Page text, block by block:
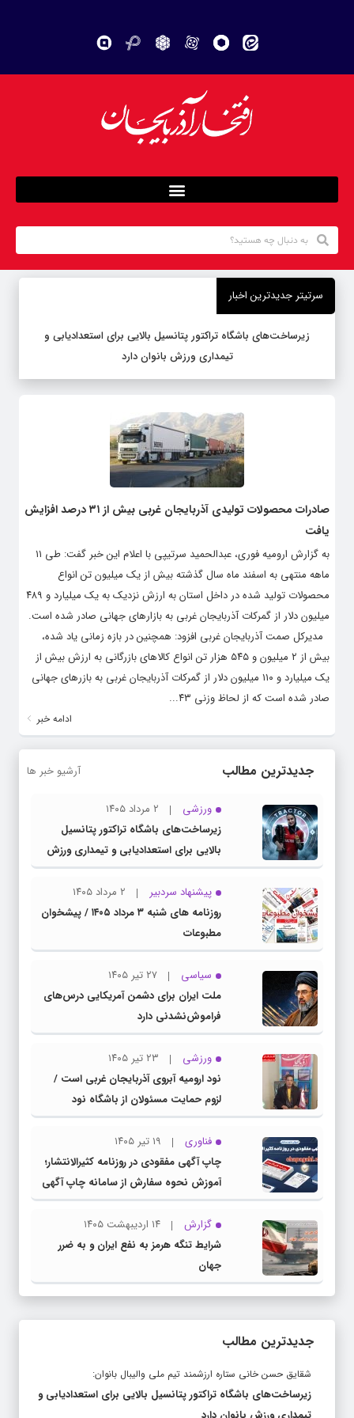
سرتیتر جدیدترین اخبار
زیرساخت‌های باشگاه تراکتور پتانسیل بالایی برای استعدادیابی و
تیمداری ورزش بانوان دارد
صادرات محصولات تولیدی آذربایجان غربی بیش از ۳۱ درصد افزایش
یافت
به گزارش ارومیه فوری، عبدالحمید سرتیپی با اعلام این خبر گفت: طی ۱۱
ماهه منتهی به اسفند ماه سال گذشته بیش از یک میلیون تن انواع
محصولات تولید شده در داخل استان به ارزش نزدیک به یک میلیارد و ۴۸۹
میلیون دلار از گمرکات آذربایجان غربی به بازارهای جهانی صادر شده است.
مدیرکل صمت آذربایجان غربی افزود: همچنین در بازه زمانی یاد شده،
بیش از ۲ میلیون و ۵۴۵ هزار تن انواع کالاهای بازرگانی به ارزش بیش از
یک میلیارد و ۱۱۰ میلیون دلار از گمرکات آذربایجان غربی به بازرهای جهانی
صادر شده است که از لحاظ وزنی ۴۳...
ادامه خبر
جدیدترین مطالب آرشیو خبر ها
ورزشی
۲ مرداد ۱۴۰۵
زیرساخت‌های باشگاه تراکتور پتانسیل
بالایی برای استعدادیابی و تیمداری ورزش
بانوان دارد
پیشنهاد سردبیر
۲ مرداد ۱۴۰۵
روزنامه های شنبه ۳ مرداد ۱۴۰۵ / پیشخوان
مطبوعات
سیاسی
۲۷ تیر ۱۴۰۵
ملت ایران برای دشمن آمریکایی درس‌های
فراموش‌نشدنی دارد
ورزشی
۲۳ تیر ۱۴۰۵
نود ارومیه آبروی آذربایجان غربی است /
لزوم حمایت مسئولان از باشگاه نود
فناوری
۱۹ تیر ۱۴۰۵
چاپ آگهی مفقودی در روزنامه کثیرالانتشار؛
آموزش نحوه سفارش از سامانه چاپ آگهی
دات کام
گزارش
۱۴ اردیبهشت ۱۴۰۵
شرایط تنگه هرمز به نفع ایران و به ضرر
جهان
جدیدترین مطالب
شقایق حسن خانی ستاره ارزشمند تیم ملی والیبال بانوان:
زیرساخت‌های باشگاه تراکتور پتانسیل بالایی برای استعدادیابی و